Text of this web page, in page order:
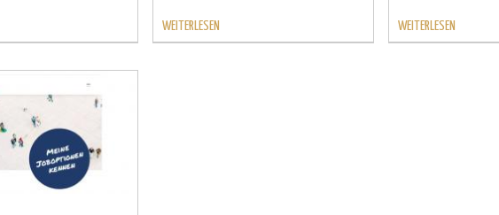
WEITERLESEN WEITERLESEN